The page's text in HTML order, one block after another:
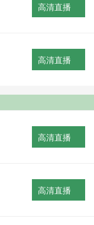
高清直播
高清直播
高清直播
高清直播